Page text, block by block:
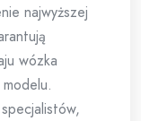
najwyższej
wózka